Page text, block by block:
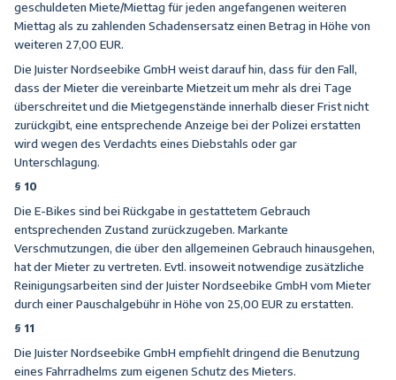
geschuldeten Miete/Miettag für jeden angefangenen weiteren
Miettag als zu zahlenden Schadensersatz einen Betrag in Höhe von
weiteren 27,00 EUR.
Die Juister Nordseebike GmbH weist darauf hin, dass für den Fall,
dass der Mieter die vereinbarte Mietzeit um mehr als drei Tage
überschreitet und die Mietgegenstände innerhalb dieser Frist nicht
zurückgibt, eine entsprechende Anzeige bei der Polizei erstatten
wird wegen des Verdachts eines Diebstahls oder gar
Unterschlagung.
§ 10
Die E-Bikes sind bei Rückgabe in gestattetem Gebrauch
entsprechenden Zustand zurückzugeben. Markante
Verschmutzungen, die über den allgemeinen Gebrauch hinausgehen,
hat der Mieter zu vertreten. Evtl. insoweit notwendige zusätzliche
Reinigungsarbeiten sind der Juister Nordseebike GmbH vom Mieter
durch einer Pauschalgebühr in Höhe von 25,00 EUR zu erstatten.
§ 11
Die Juister Nordseebike GmbH empfiehlt dringend die Benutzung
eines Fahrradhelms zum eigenen Schutz des Mieters.